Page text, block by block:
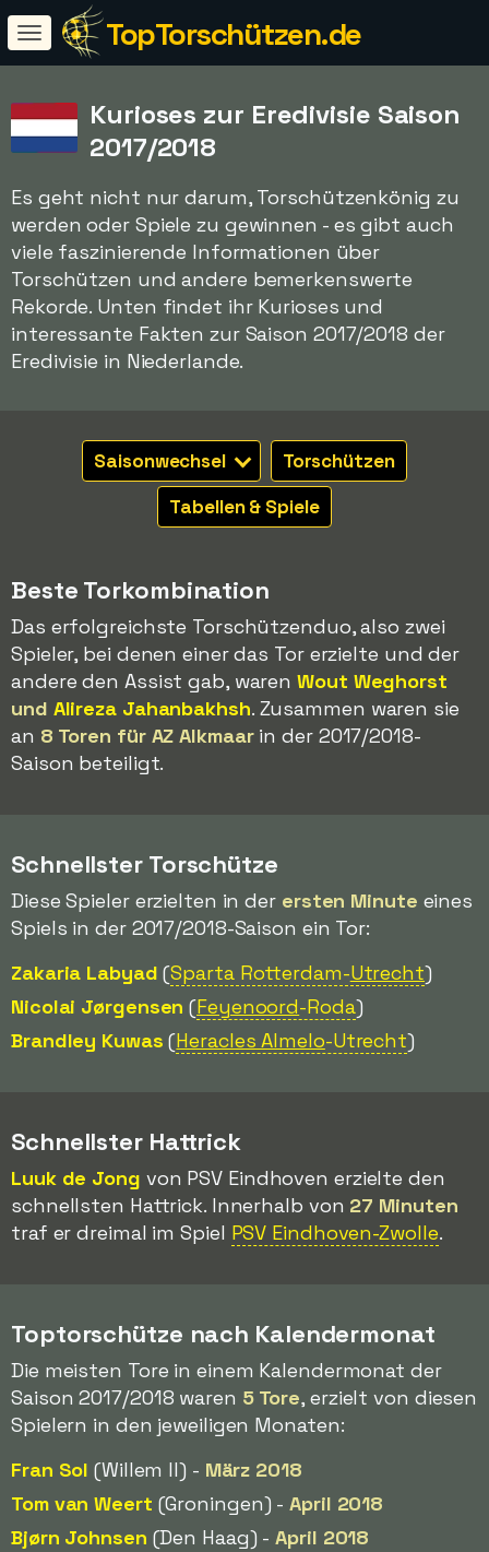
TopTorschützen.de
Kurioses zur Eredivisie Saison
2017/2018
Es geht nicht nur darum, Torschützenkönig zu
werden oder Spiele zu gewinnen - es gibt auch
viele faszinierende Informationen über
Torschützen und andere bemerkenswerte
Rekorde. Unten findet ihr Kurioses und
interessante Fakten zur Saison 2017/2018 der
Eredivisie in Niederlande.
Saisonwechsel
Torschützen
Tabellen & Spiele
Beste Torkombination
Das erfolgreichste Torschützenduo, also zwei
Spieler, bei denen einer das Tor erzielte und der
andere den Assist gab, warenWout Weghorst
und Alireza Jahanbakhsh. Zusammen waren sie
an 8 Toren für AZ Alkmaarin der 2017/2018-
Saison beteiligt.
Schnellster Torschütze
Diese Spieler erzielten in der ersten Minute eines
Spiels in der 2017/2018-Saison ein Tor:
Zakaria Labyad (Sparta Rotterdam-Utrecht)
Nicolai Jørgensen (Feyenoord-Roda)
Brandley Kuwas (Heracles Almelo-Utrecht)
Schnellster Hattrick
Luuk de Jong von PSV Eindhoven erzielte den
schnellsten Hattrick. Innerhalb von 27 Minuten
traf er dreimal im Spiel PSV Eindhoven-Zwolle.
Toptorschütze nach Kalendermonat
Die meisten Tore in einem Kalendermonat der
Saison 2017/2018 waren 5 Tore, erzielt von diesen
Spielern in den jeweiligen Monaten:
Fran Sol (Willem II) - März 2018
Tom van Weert (Groningen) -April 2018
Bjørn Johnsen (Den Haag) -April 2018